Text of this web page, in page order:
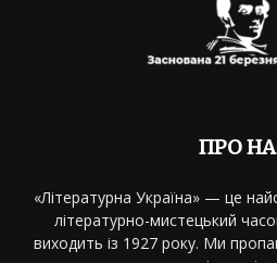
ПРО
«Літературна Україна» — це
літературно-мистецький
виходить із 1927 року. Ми